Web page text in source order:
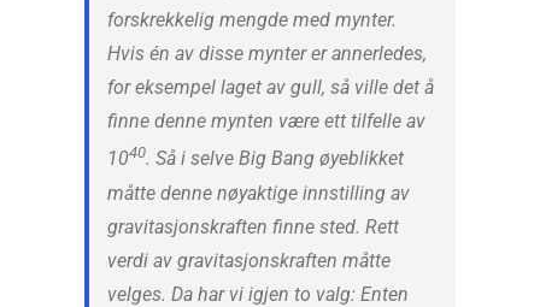
forskrekkelig mengde med mynter.
Hvis én av disse mynter er annerledes,
for eksempel laget av gull, så ville det å
finne denne mynten være ett tilfelle av
1040. Så i selve Big Bang øyeblikket
måtte denne nøyaktige innstilling av
gravitasjonskraften finne sted. Rett
verdi av gravitasjonskraften måtte
velges. Da har vi igjen to valg: Enten